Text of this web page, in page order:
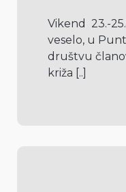
Vikend  23.-
veselo, u
društvu
križa [..]